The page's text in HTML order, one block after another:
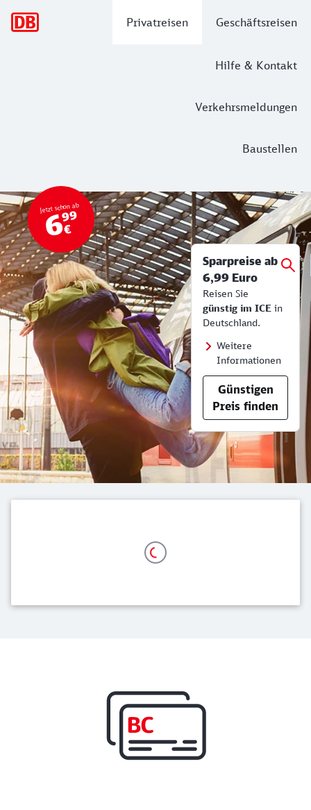
Privatreisen Geschäftsreisen
Hilfe & Kontakt
Verkehrsmeldungen
Baustellen
Bahn Tickets & Services
Top Angebot
Jetzt schon ab
699
€
Sparpreise ab
6,99 Euro
Reisen Sie
günstig im ICE in
Deutschland.
Weitere
Informationen
Günstigen
Preis finden